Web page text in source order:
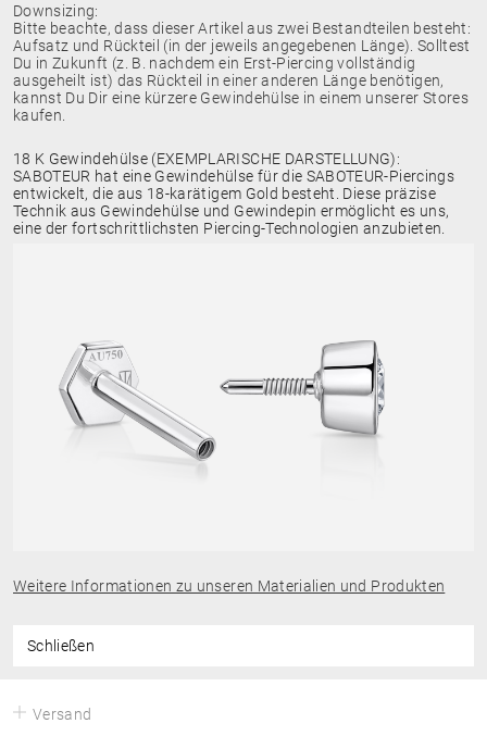
Downsizing:
Bitte beachte, dass dieser Artikel aus zwei Bestandteilen besteht:
Aufsatz und Rückteil (in der jeweils angegebenen Länge). Solltest
Du in Zukunft (z. B. nachdem ein Erst-Piercing vollständig
ausgeheilt ist) das Rückteil in einer anderen Länge benötigen,
kannst Du Dir eine kürzere Gewindehülse in einem unserer Stores
kaufen.
18 K Gewindehülse (EXEMPLARISCHE DARSTELLUNG):
SABOTEUR hat eine Gewindehülse für die SABOTEUR-Piercings
entwickelt, die aus 18-karätigem Gold besteht. Diese präzise
Technik aus Gewindehülse und Gewindepin ermöglicht es uns,
eine der fortschrittlichsten Piercing-Technologien anzubieten.
Weitere Informationen zu unseren Materialien und Produkten
Schließen
Versand